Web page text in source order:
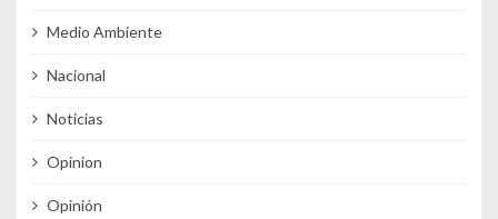
Medio Ambiente
Nacional
Noticias
Opinion
Opinión